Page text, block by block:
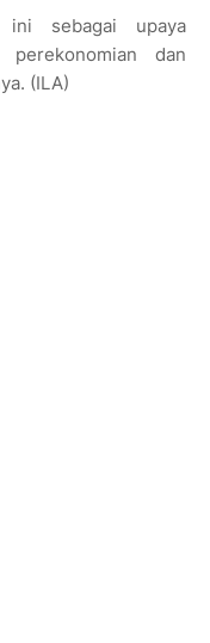
ini sebagai upaya
perekonomian dan
(ILA)